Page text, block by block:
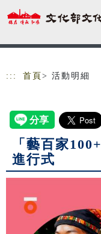
跳到主要內容
網站導覽
::: 首頁 > 活動明細
「藝百家
進行式